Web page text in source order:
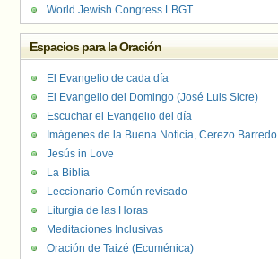
World Jewish Congress LBGT
Espacios para la Oración
El Evangelio de cada día
El Evangelio del Domingo (José Luis Sicre)
Escuchar el Evangelio del día
Imágenes de la Buena Noticia, Cerezo Barredo
Jesús in Love
La Biblia
Leccionario Común revisado
Liturgia de las Horas
Meditaciones Inclusivas
Oración de Taizé (Ecuménica)